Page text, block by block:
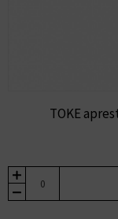
TOKE